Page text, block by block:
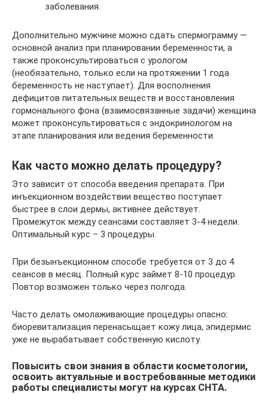
заболевания.
Дополнительно мужчине можно сдать спермограмму —
основной анализ при планировании беременности, а
также проконсультироваться с урологом
(необязательно, только если на протяжении 1 года
беременность не наступает). Для восполнения
дефицитов питательных веществ и восстановления
гормонального фона (взаимосвязанные задачи) женщина
может проконсультироваться с эндокринологом на
этапе планирования или ведения беременности.
Как часто можно делать процедуру?
Это зависит от способа введения препарата. При
инъекционном воздействии вещество поступает
быстрее в слои дермы, активнее действует.
Промежуток между сеансами составляет 3-4 недели.
Оптимальный курс – 3 процедуры.
При безынъекционном способе требуется от 3 до 4
сеансов в месяц. Полный курс займет 8-10 процедур.
Повтор возможен только через полгода.
Часто делать омолаживающие процедуры опасно:
биоревитализация перенасыщает кожу лица, эпидермис
уже не вырабатывает собственную кислоту.
Повысить свои знания в области косметологии,
освоить актуальные и востребованные методики
работы специалисты могут на курсах СНТА.